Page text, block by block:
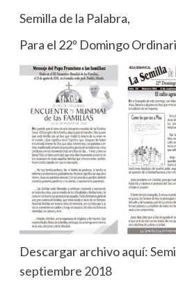
Semilla de la Palabra,
Para el 22º Domingo
Descargar archivo aquí:
septiembre 2018